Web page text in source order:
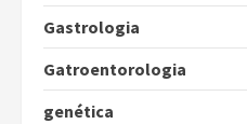
Gastrologia
Gatroentorologia
genética